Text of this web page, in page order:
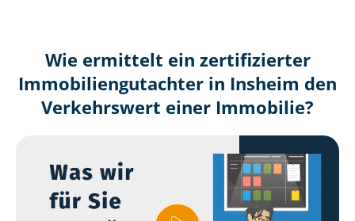
Wie ermittelt ein zertifizierter
Immobilien­gutachter in Insheim den
Verkehrswert einer Immobilie?